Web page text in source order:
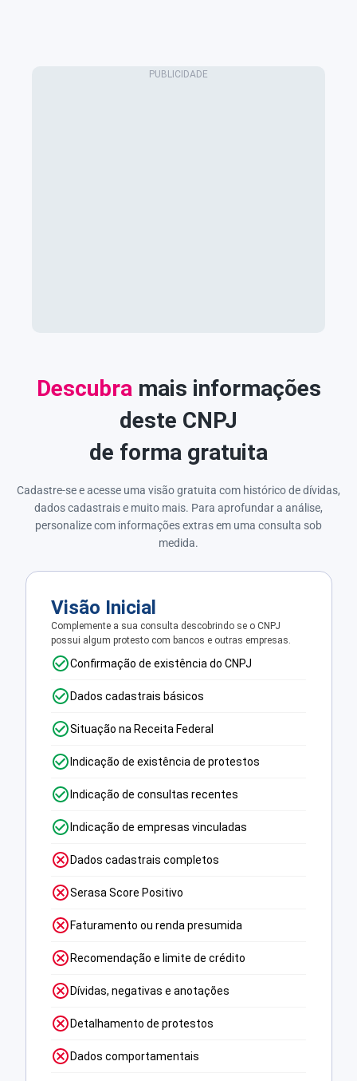
Descubra mais informações
deste CNPJ
de forma gratuita
Cadastre-se e acesse uma visão gratuita com histórico de dívidas,
dados cadastrais e muito mais. Para aprofundar a análise,
personalize com informações extras em uma consulta sob
medida.
Visão Inicial
Complemente a sua consulta descobrindo se o CNPJ
possui algum protesto com bancos e outras empresas.
Confirmação de existência do CNPJ
Dados cadastrais básicos
Situação na Receita Federal
Indicação de existência de protestos
Indicação de consultas recentes
Indicação de empresas vinculadas
Dados cadastrais completos
Serasa Score Positivo
Faturamento ou renda presumida
Recomendação e limite de crédito
Dívidas, negativas e anotações
Detalhamento de protestos
Dados comportamentais